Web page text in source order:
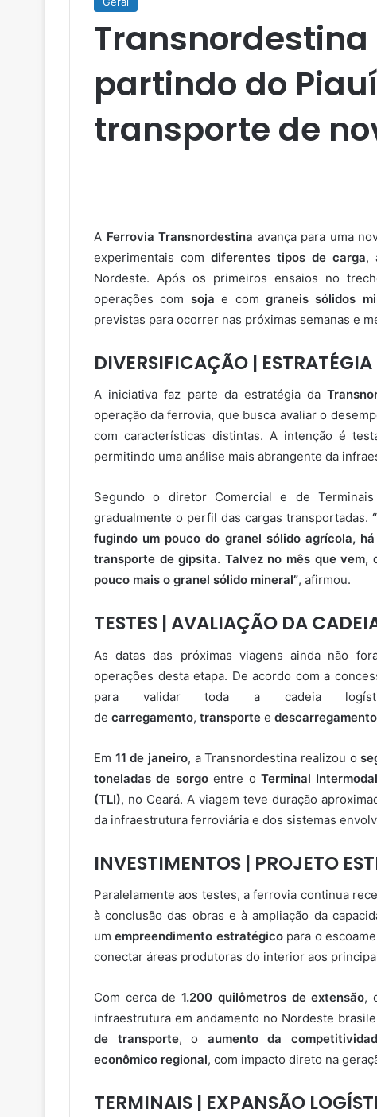
partindo do
transporte de
A Ferrovia Transnordestina avança para uma
experimentais com diferentes tipos de carga,
Nordeste. Após os primeiros ensaios no
operações com soja e com graneis sólidos
previstas para ocorrer nas próximas semanas e
DIVERSIFICAÇÃO |
A iniciativa faz parte da estratégia da
operação da ferrovia, que busca avaliar o
com características distintas. A intenção é
permitindo uma análise mais abrangente da
Segundo o diretor Comercial e de
gradualmente o perfil das cargas transportadas.
fugindo um pouco do granel sólido agrícola,
transporte de gipsita. Talvez no mês que
pouco mais o granel sólido mineral”, afirmou.
TESTES | AVALIAÇÃO DA
As datas das próximas viagens ainda não
operações desta etapa. De acordo com a
para validar toda a cadeia
de carregamento, transporte e descarregamento
Em 11 de janeiro, a Transnordestina realizou o
toneladas de sorgoentre oTerminal
(TLI), no Ceará. A viagem teve duração
da infraestrutura ferroviária e dos sistemas
INVESTIMENTOS | PROJETO
Paralelamente aos testes, a ferrovia continua
à conclusão das obras e à ampliação da
umempreendimento estratégicopara o
conectar áreas produtoras do interior aos
Com cerca de1.200 quilômetros de extensão,
infraestrutura em andamento no Nordeste
de transporte, o aumento da
econômico regional, com impacto direto na
TERMINAIS | EXPANSÃO